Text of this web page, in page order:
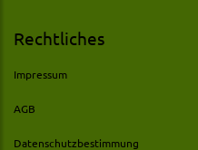
Rechtliches
Impressum
AGB
Datenschutzbestimmung